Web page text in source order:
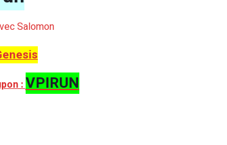
Salomon
:VPIRUN